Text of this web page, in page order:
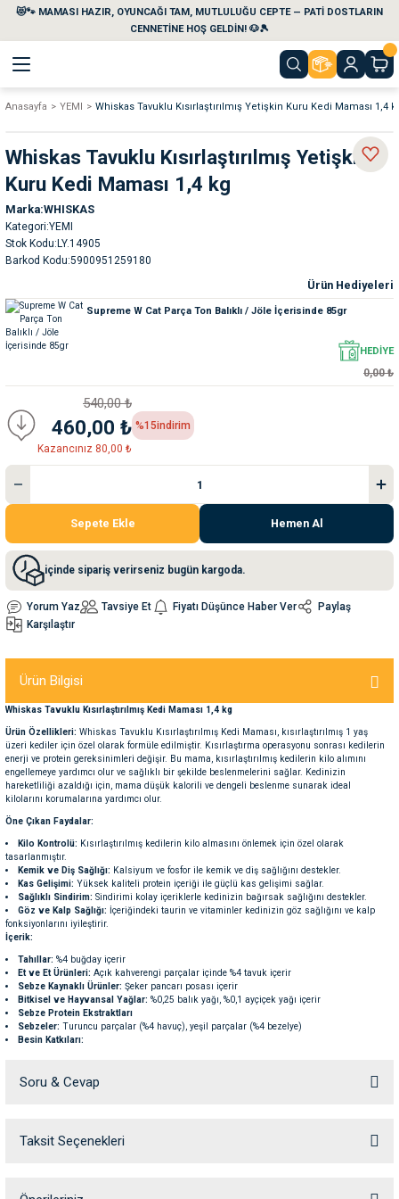
😻🐾 MAMASI HAZIR, OYUNCAĞI TAM, MUTLULUĞU CEPTE — PATİ DOSTLARIN
CENNETİNE HOŞ GELDİN! 🐶🎾
Geri Dön
Temizlik
Ek Besinler
Kapları
Geri Dön
Temizlik Ürünleri
Kabları
Seyahat Ürünleri
Ek Besinleri
Geri Dön
Geri Dön
Geri Dön
Geri Dön
Anasayfa YEMI Whiskas Tavuklu Kısırlaştırılmış Yetişkin Kuru Kedi Maması 1,4
Whiskas Tavuklu Kısırlaştırılmış Yetişkin
Kuru Kedi Maması 1,4 kg
Marka WHISKAS
Kategori YEMI
Stok Kodu LY.14905
Barkod Kodu 5900951259180
Ürün Hediyeleri
Supreme W Cat Parça Ton Balıklı / Jöle İçerisinde 85gr
HEDİYE
0,00 ₺
540,00 ₺
460,00 ₺
Kazancınız 80,00 ₺
%15indirim
Sepete Ekle Hemen Al
içinde sipariş verirseniz bugün kargoda.
Yorum Yaz Tavsiye Et Fiyatı Düşünce Haber Ver
Paylaş
Karşılaştır
Ürün Bilgisi
Whiskas Tavuklu Kısırlaştırılmış Kedi Maması 1,4 kg
Ürün Özellikleri: Whiskas Tavuklu Kısırlaştırılmış Kedi Maması, kısırlaştırılmış 1 yaş
üzeri kediler için özel olarak formüle edilmiştir. Kısırlaştırma operasyonu sonrası kedilerin
enerji ve protein gereksinimleri değişir. Bu mama, kısırlaştırılmış kedilerin kilo alımını
engellemeye yardımcı olur ve sağlıklı bir şekilde beslenmelerini sağlar. Kedinizin
hareketliliği azaldığı için, mama düşük kalorili ve dengeli beslenme sunarak ideal
kilolarını korumalarına yardımcı olur.
Öne Çıkan Faydalar:
Kilo Kontrolü: Kısırlaştırılmış kedilerin kilo almasını önlemek için özel olarak
tasarlanmıştır.
Kemik ve Diş Sağlığı: Kalsiyum ve fosfor ile kemik ve diş sağlığını destekler.
Kas Gelişimi: Yüksek kaliteli protein içeriği ile güçlü kas gelişimi sağlar.
Sağlıklı Sindirim: Sindirimi kolay içeriklerle kedinizin bağırsak sağlığını destekler.
Göz ve Kalp Sağlığı: İçeriğindeki taurin ve vitaminler kedinizin göz sağlığını ve kalp
fonksiyonlarını iyileştirir.
İçerik:
Tahıllar: %4 buğday içerir
Et ve Et Ürünleri: Açık kahverengi parçalar içinde %4 tavuk içerir
Sebze Kaynaklı Ürünler: Şeker pancarı posası içerir
Bitkisel ve Hayvansal Yağlar: %0,25 balık yağı, %0,1 ayçiçek yağı içerir
Sebze Protein Ekstraktları
Sebzeler: Turuncu parçalar (%4 havuç), yeşil parçalar (%4 bezelye)
Besin Katkıları:
Vitamin E: 175 mg
Analiz Değerleri:
İnorganik Madde:
Soru & Cevap
Ürün hakkında henüz soru sorulmamış.
Taksit Seçenekleri